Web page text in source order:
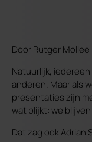
Door Rutger Mollee
Natuurlijk,
anderen. Maar als
presentaties zijn
wat blijkt: we
Dat zag ook Adrian